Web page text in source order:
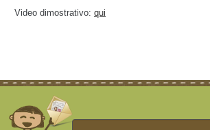
Video dimostrativo: qui